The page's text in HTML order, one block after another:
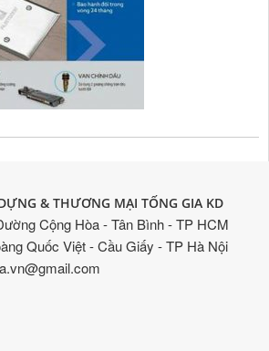
& THƯƠNG MẠI TỐNG GIA KD
Cộng Hòa - Tân Bình - TP HCM
Quốc Việt - Cầu Giấy - TP Hà Nội